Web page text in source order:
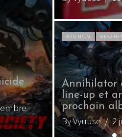
ACTU METAL WEBZINE
Annihilator
line-up et
prochain
By Vyuuse/ 2